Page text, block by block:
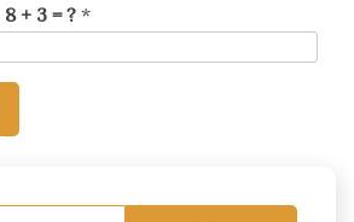
8 + 3 = ? *